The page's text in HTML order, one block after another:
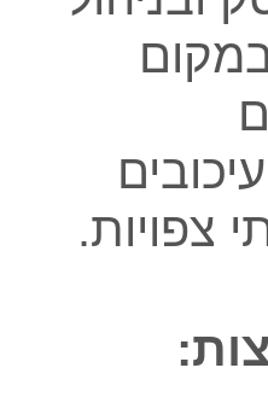
צפויות.